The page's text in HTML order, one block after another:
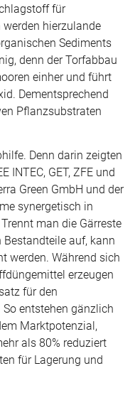
für
hierzulande
Sediments
denn der Torfabbau
einher und führt
Dementsprechend
Pflanzsubstraten
Denn darin zeigten
INTEC, GET, ZFE und
Green GmbH und der
synergetisch in
man die Gärreste
auf, kann
werden. Während sich
erzeugen
für den
entstehen gänzlich
Marktpotenzial,
als 80% reduziert
für Lagerung und